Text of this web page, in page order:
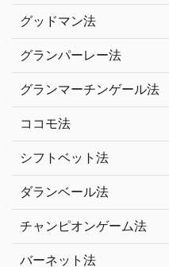
グッドマン法
グランパーレー法
グランマーチンゲール法
ココモ法
シフトベット法
ダランベール法
チャンピオンゲーム法
バーネット法